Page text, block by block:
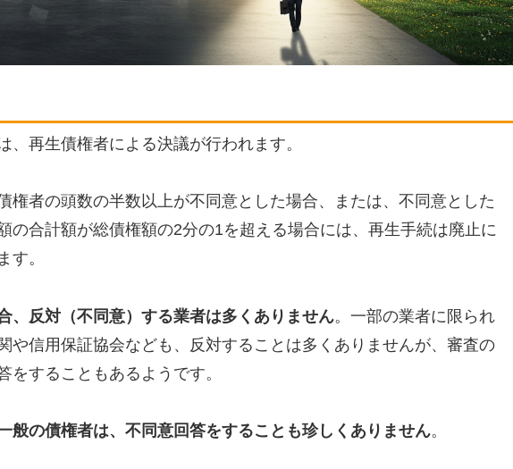
、再生債権者による決議が行われます。
権者の頭数の半数以上が不同意とした場合、または、不同意とした
の合計額が総債権額の2分の1を超える場合には、再生手続は廃止に
す。
、反対（不同意）する業者は多くありません。一部の業者に限られ
や信用保証協会なども、反対することは多くありませんが、審査の
をすることもあるようです。
般の債権者は、不同意回答をすることも珍しくありません。